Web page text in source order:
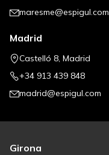
maresme@espigul.com
Madrid
Castelló 8, Madrid
+34 913 439 848
madrid@espigul.com
Girona